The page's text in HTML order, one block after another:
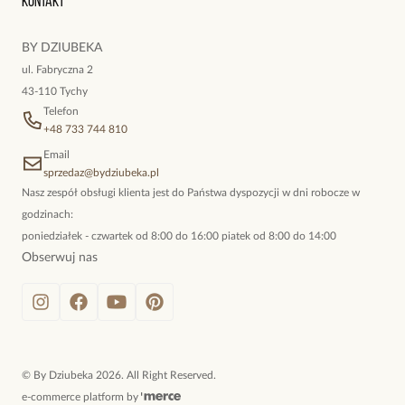
BY DZIUBEKA
ul. Fabryczna 2
43-110 Tychy
Telefon
+48 733 744 810
Email
sprzedaz@bydziubeka.pl
Nasz zespół obsługi klienta jest do Państwa dyspozycji w dni robocze w
godzinach:
poniedziałek - czwartek od 8:00 do 16:00 piatek od 8:00 do 14:00
Obserwuj nas
© By Dziubeka 2026. All Right Reserved.
e-commerce platform by